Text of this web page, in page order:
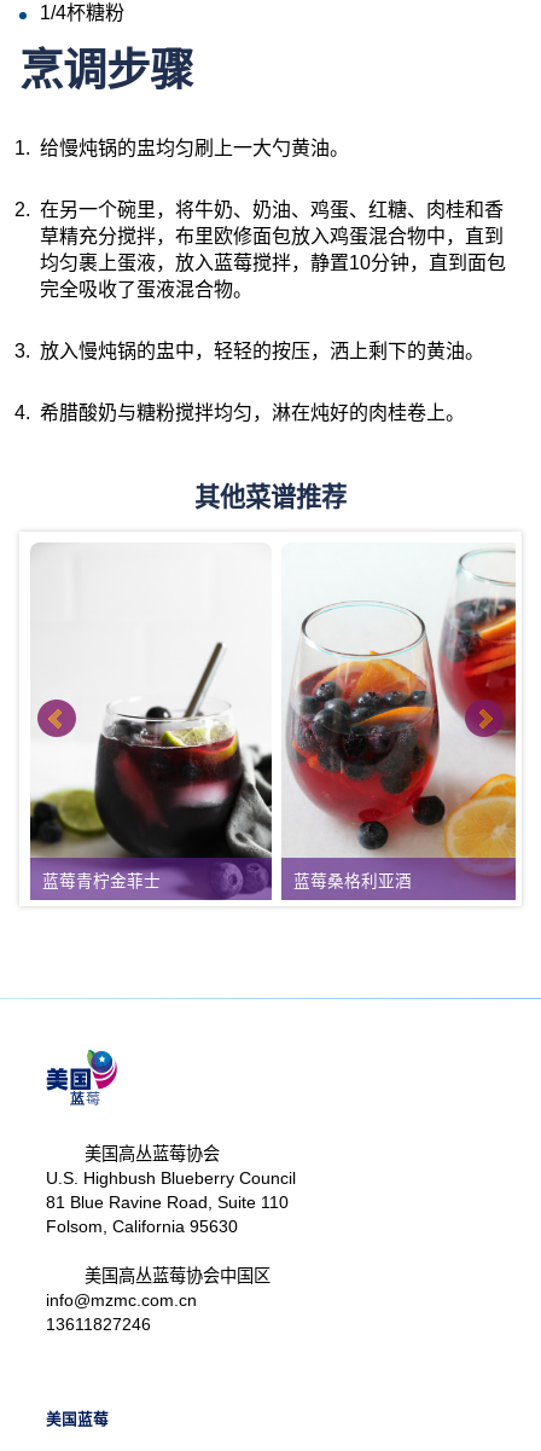
1/4杯糖粉
烹调步骤
给慢炖锅的盅均匀刷上一大勺黄油。
在另一个碗里，将牛奶、奶油、鸡蛋、红糖、肉桂和香
草精充分搅拌，布里欧修面包放入鸡蛋混合物中，直到
均匀裹上蛋液，放入蓝莓搅拌，静置10分钟，直到面包
完全吸收了蛋液混合物。
放入慢炖锅的盅中，轻轻的按压，洒上剩下的黄油。
希腊酸奶与糖粉搅拌均匀，淋在炖好的肉桂卷上。
其他菜谱推荐
蓝莓青柠金菲士 蓝莓桑格利亚酒
美国高丛蓝莓协会
U.S. Highbush Blueberry Council
81 Blue Ravine Road, Suite 110
Folsom, California 95630
美国高丛蓝莓协会中国区
info@mzmc.com.cn
13611827246
美国蓝莓